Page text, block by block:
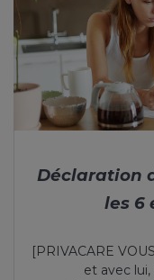
Déclaration
les 6
[PRIVACARE
et avec